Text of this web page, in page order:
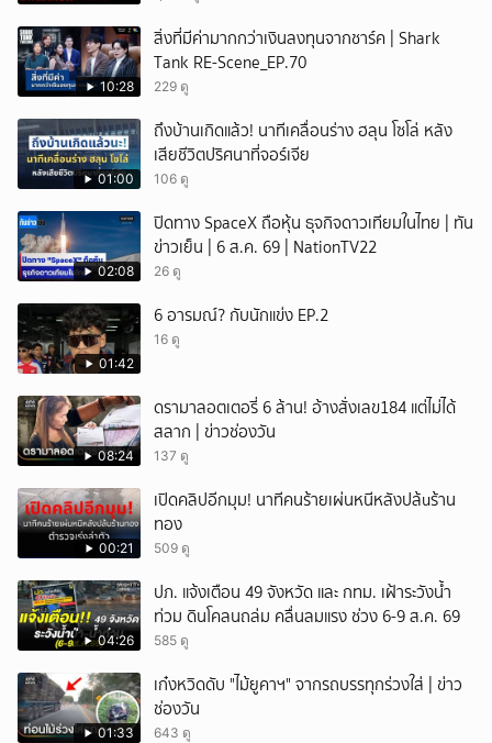
10:28
สิ่งที่มีค่ามากกว่าเงินลงทุนจากชาร์ค | Shark
Tank RE-Scene_EP.70
229 ดู
01:00
ถึงบ้านเกิดแล้ว! นาทีเคลื่อนร่าง ฮลุน โซโล่ หลัง
เสียชีวิตปริศนาที่จอร์เจีย
106 ดู
02:08
ปิดทาง SpaceX ถือหุ้น ธุจกิจดาวเทียมในไทย | ทัน
ข่าวเย็น | 6 ส.ค. 69 | NationTV22
26 ดู
01:42
6 อารมณ์? กับนักแข่ง EP.2
16 ดู
08:24
ดรามาลอตเตอรี่ 6 ล้าน! อ้างสั่งเลข184 แต่ไม่ได้
สลาก | ข่าวช่องวัน
137 ดู
00:21
เปิดคลิปอีกมุม! นาทีคนร้ายเผ่นหนีหลังปล้uร้าน
ทอง
509 ดู
04:26
ปภ. แจ้งเตือน 49 จังหวัด และ กทม. เฝ้าระวังน้ำ
ท่วม ดินโคลนถล่ม คลื่นลมแรง ช่วง 6-9 ส.ค. 69
585 ดู
01:33
เก๋งหวิดดับ "ไม้ยูคาฯ" จากรถบรรทุกร่วงใส่ | ข่าว
ช่องวัน
643 ดู